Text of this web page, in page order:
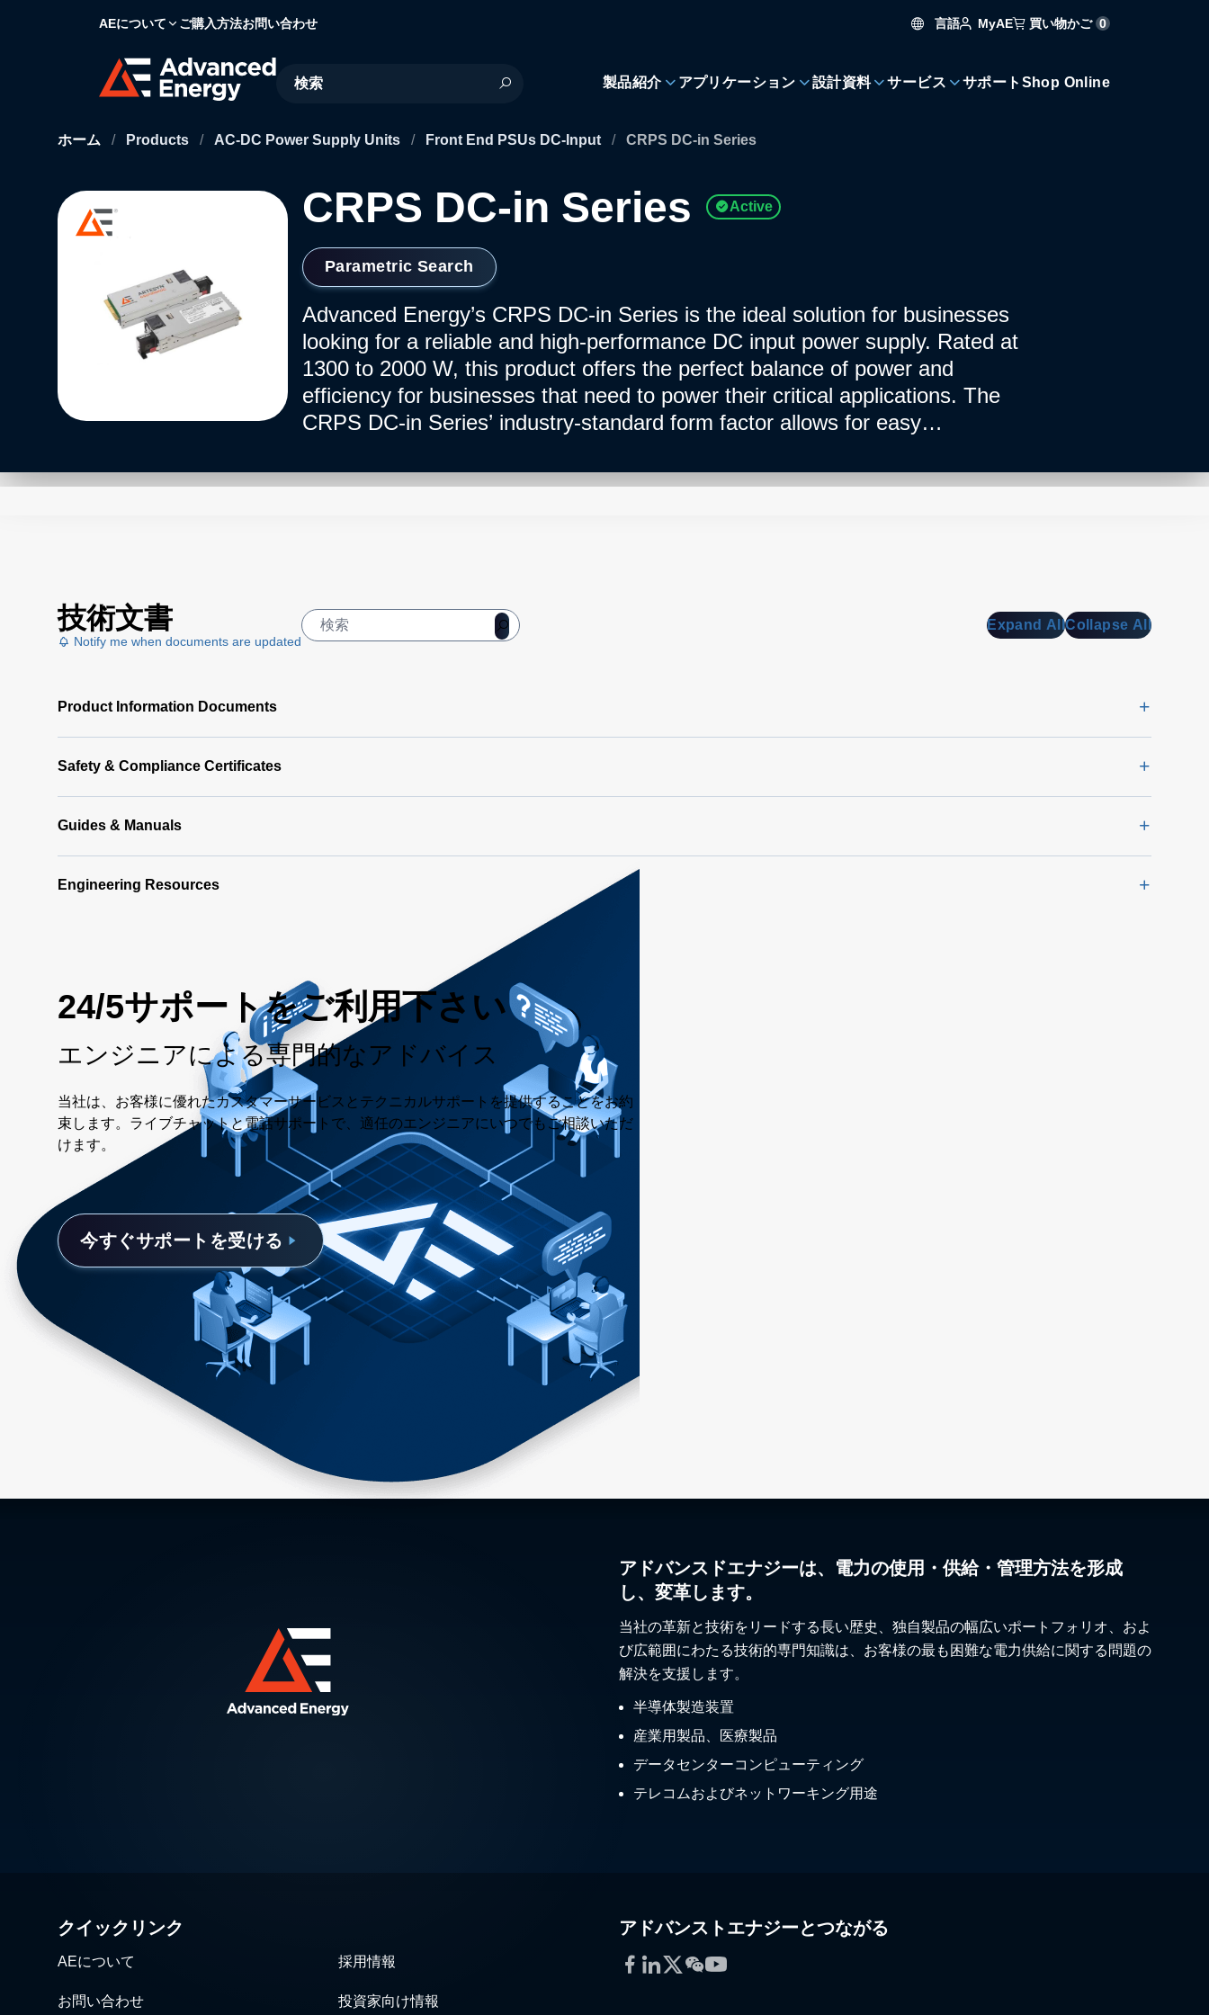
AEについて ご購入方法お問い合わせ 言語 MyAE 買い物かご 0
Site Search
製品紹介 アプリケーション 設計資料 サービス サポート Shop Online
ホーム / Products / AC-DC Power Supply Units / Front End PSUs DC-Input / CRPS DC-in Series
CRPS DC-in Series Active
Parametric Search
Advanced Energy’s CRPS DC-in Series is the ideal solution for businesses
looking for a reliable and high-performance DC input power supply. Rated at
1300 to 2000 W, this product offers the perfect balance of power and
efficiency for businesses that need to power their critical applications. The
CRPS DC-in Series’ industry-standard form factor allows for easy
system ensures that the power supply runs smoothly, with multiple input
solution.
技術文書
Notify me when documents are updated
Expand AllCollapse All
Product Information Documents
Safety & Compliance Certificates
Guides & Manuals
Engineering Resources
24/5サポートをご利用下さい
エンジニアによる専門的なアドバイス
当社は、お客様に優れたカスタマーサービスとテクニカルサポートを提供することをお約
束します。ライブチャットと電話サポートで、適任のエンジニアにいつでもご相談いただ
けます。
今すぐサポートを受ける
アドバンスドエナジーは、電力の使用・供給・管理方法を形成
し、変革します。
当社の革新と技術をリードする長い歴史、独自製品の幅広いポートフォリオ、およ
び広範囲にわたる技術的専門知識は、お客様の最も困難な電力供給に関する問題の
解決を支援します。
半導体製造装置
産業用製品、医療製品
データセンターコンピューティング
テレコムおよびネットワーキング用途
クイックリンク
AEについて 採用情報
お問い合わせ 投資家向け情報
アドバンストエナジーとつながる
Facebook
LinkedIn
Twitter
WeChat
YouTube